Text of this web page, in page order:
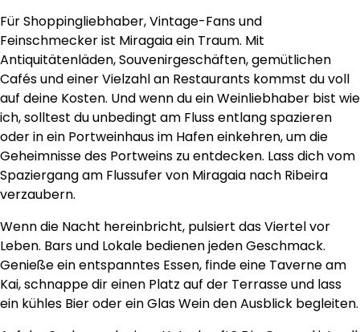
Für Shoppingliebhaber, Vintage-Fans und
Feinschmecker ist Miragaia ein Traum. Mit
Antiquitätenläden, Souvenirgeschäften, gemütlichen
Cafés und einer Vielzahl an Restaurants kommst du voll
auf deine Kosten. Und wenn du ein Weinliebhaber bist wie
ich, solltest du unbedingt am Fluss entlang spazieren
oder in ein Portweinhaus im Hafen einkehren, um die
Geheimnisse des Portweins zu entdecken. Lass dich vom
Spaziergang am Flussufer von Miragaia nach Ribeira
verzaubern.
Wenn die Nacht hereinbricht, pulsiert das Viertel vor
Leben. Bars und Lokale bedienen jeden Geschmack.
Genieße ein entspanntes Essen, finde eine Taverne am
Kai, schnappe dir einen Platz auf der Terrasse und lass
ein kühles Bier oder ein Glas Wein den Ausblick begleiten.